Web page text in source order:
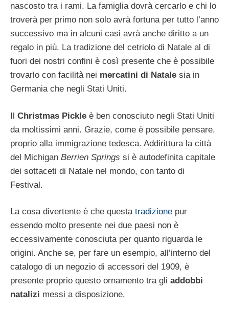
nascosto tra i rami. La famiglia dovrà cercarlo e chi lo
troverà per primo non solo avrà fortuna per tutto l’anno
successivo ma in alcuni casi avrà anche diritto a un
regalo in più. La tradizione del cetriolo di Natale al di
fuori dei nostri confini è così presente che è possibile
trovarlo con facilità nei mercatini di Natale sia in
Germania che negli Stati Uniti.
Il Christmas Pickle è ben conosciuto negli Stati Uniti
da moltissimi anni. Grazie, come è possibile pensare,
proprio alla immigrazione tedesca. Addirittura la città
del Michigan Berrien Springs si è autodefinita capitale
dei sottaceti di Natale nel mondo, con tanto di
Festival.
La cosa divertente è che questa tradizione pur
essendo molto presente nei due paesi non è
eccessivamente conosciuta per quanto riguarda le
origini. Anche se, per fare un esempio, all’interno del
catalogo di un negozio di accessori del 1909, è
presente proprio questo ornamento tra gli addobbi
natalizi messi a disposizione.